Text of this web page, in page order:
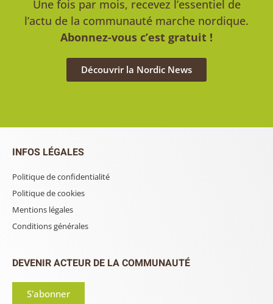
Une fois par mois, recevez l’essentiel de
l’actu de la communauté marche nordique.
Abonnez-vous c’est gratuit !
Découvrir la Nordic News
INFOS LÉGALES
Politique de confidentialité
Politique de cookies
Mentions légales
Conditions générales
DEVENIR ACTEUR DE LA COMMUNAUTÉ
S'abonner